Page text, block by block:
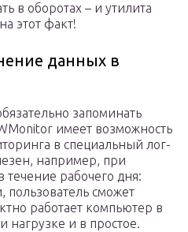
в оборотах – и утилита
этот факт!
данных в
запоминать
имеет возможность
в специальный лог-
например, при
течение рабочего дня:
пользователь сможет
работает компьютер в
нагрузке и в простое.